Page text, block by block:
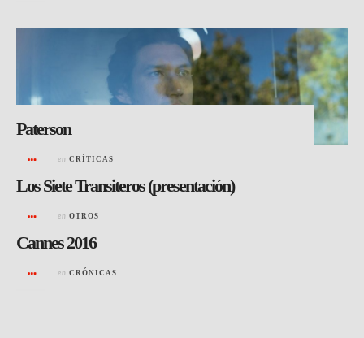
Paterson
en CRÍTICAS
Los Siete Transiteros (presentación)
en OTROS
Cannes 2016
en CRÓNICAS